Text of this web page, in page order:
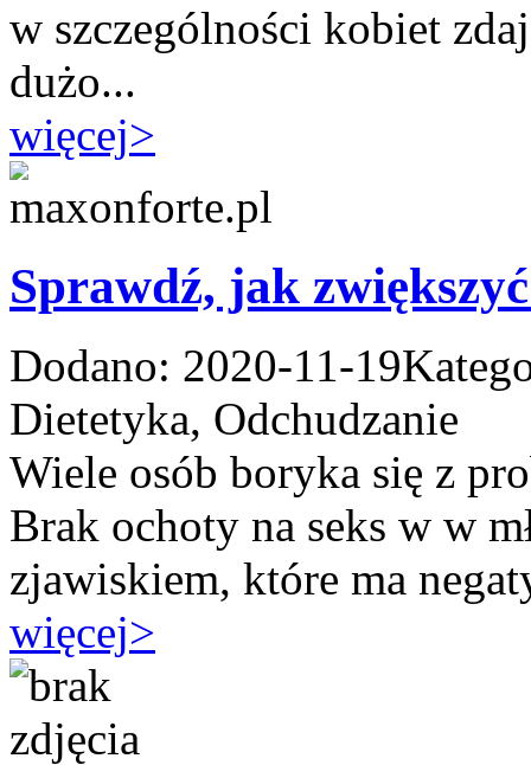
w szczególności kobiet
dużo...
więcej>
Sprawdź, jak
Dodano: 2020-11-19
Dietetyka, Odchudzanie
Wiele osób boryka się z
Brak ochoty na seks w w
zjawiskiem, które ma
więcej>